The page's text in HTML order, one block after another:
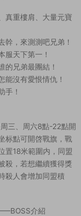
真重樓肩、大量元寶
幹，來測測吧兄弟！
服天下第一！
的兄弟最團結！
能沒有愛恨情仇！
手！
三、周六8點-22點開
标點可開啓戰旗，戰
置18米範圍内，同盟
殺，若想繼續獲得獎
殺人會增加同盟積
介紹